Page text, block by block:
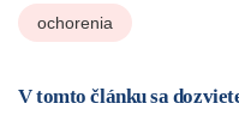
ochorenia
V tomto článku sa